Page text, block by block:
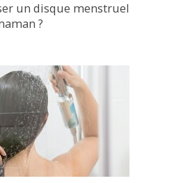
un disque menstruel
?